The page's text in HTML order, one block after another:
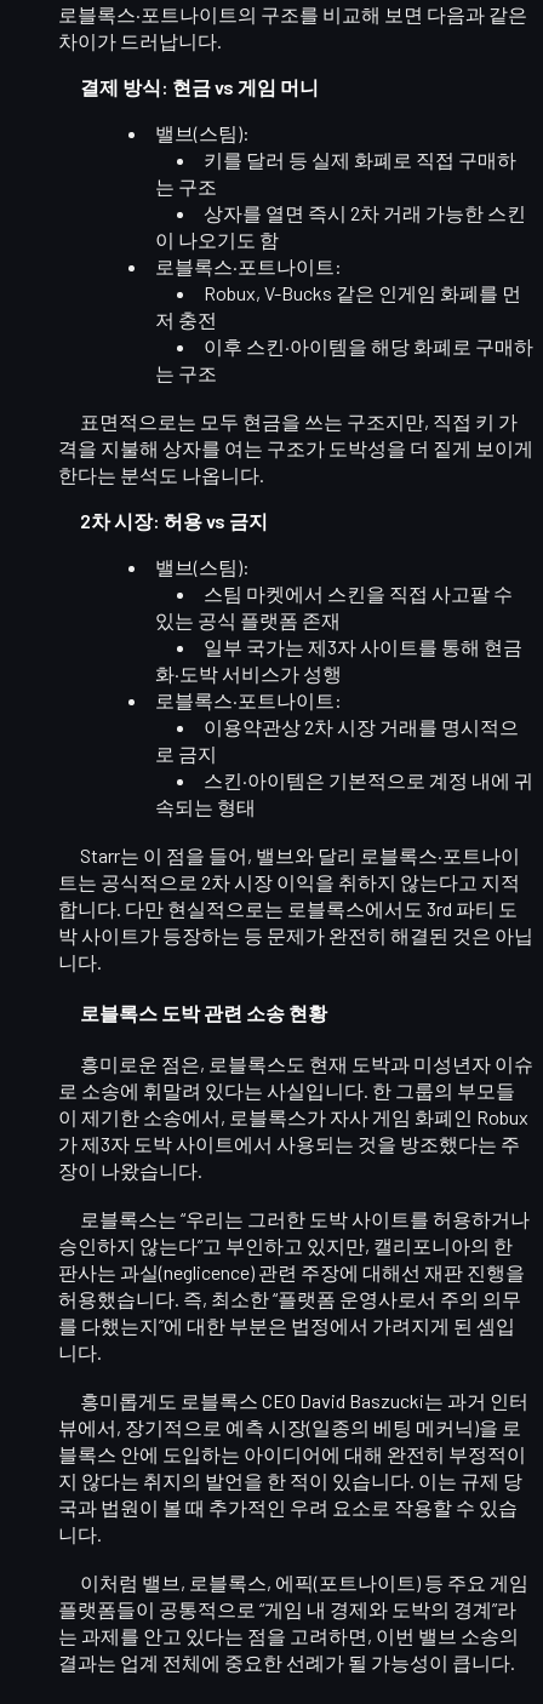
로블록스·포트나이트의 구조를 비교해 보면 다음과 같은
차이가 드러납니다.
결제 방식: 현금 vs 게임 머니
밸브(스팀):
키를 달러 등 실제 화폐 로 직접 구매하
는 구조
상자를 열면 즉시 2차 거래 가능한 스킨
이 나오기도 함
로블록스·포트나이트 :
Robux, V-Bucks 같은 인게임 화폐를 먼
저 충전
이후 스킨·아이템을 해당 화폐로 구매하
는 구조
표면적으로는 모두 현금을 쓰는 구조지만, 직접 키 가
격을 지불해 상자를 여는 구조가 도박성을 더 짙게 보이게
한다는 분석도 나옵니다.
2차 시장: 허용 vs 금지
밸브(스팀):
스팀 마켓에서 스킨을 직접 사고팔 수
있는 공식 플랫폼 존재
일부 국가는 제3자 사이트를 통해 현금
화·도박 서비스가 성행
로블록스·포트나이트 :
이용약관상2차 시장 거래를 명시적으
로 금지
스킨·아이템은 기본적으로 계정 내에 귀
속되는 형태
Starr는 이 점을 들어, 밸브와 달리 로블록스·포트나이
트는 공식적으로 2차 시장 이익을 취하지 않는다고 지적
합니다. 다만 현실적으로는 로블록스에서도 3rd 파티 도
박 사이트가 등장하는 등 문제가 완전히 해결된 것은 아닙
니다.
로블록스 도박 관련 소송 현황
흥미로운 점은, 로블록스도 현재 도박과 미성년자 이슈
로 소송에 휘말려 있다는 사실입니다. 한 그룹의 부모들
이 제기한 소송에서, 로블록스가 자사 게임 화폐인 Robux
가제3자 도박 사이트에서 사용되는 것을 방조했다는 주
장이 나왔습니다.
로블록스는 “우리는 그러한 도박 사이트를 허용하거나
승인하지 않는다”고 부인하고 있지만, 캘리포니아의 한
판사는 과실(neglicence) 관련 주장에 대해선 재판 진행을
허용했습니다. 즉, 최소한 “플랫폼 운영사로서 주의 의무
를 다했는지”에 대한 부분은 법정에서 가려지게 된 셈입
니다.
흥미롭게도 로블록스 CEO David Baszucki는 과거 인터
뷰에서, 장기적으로 예측 시장(일종의 베팅 메커닉)을 로
블록스 안에 도입하는 아이디어에 대해 완전히 부정적이
지 않다는 취지의 발언을 한 적이 있습니다. 이는 규제 당
국과 법원이 볼 때 추가적인 우려 요소 로 작용할 수 있습
니다.
이처럼 밸브, 로블록스, 에픽(포트나이트) 등 주요 게임
플랫폼들이 공통적으로 “게임 내 경제와 도박의 경계”라
는 과제를 안고 있다는 점을 고려하면, 이번 밸브 소송의
결과는 업계 전체에 중요한 선례가 될 가능성이 큽니다.